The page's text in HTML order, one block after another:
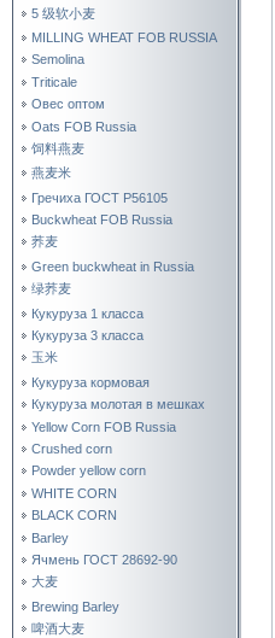
5 级软小麦
MILLING WHEAT FOB RUSSIA
Semolina
Triticale
Овес оптом
Oats FOB Russia
饲料燕麦
燕麦米
Гречиха ГОСТ Р56105
Buckwheat FOB Russia
荞麦
Green buckwheat in Russia
绿荞麦
Кукуруза 1 класса
Кукуруза 3 класса
玉米
Кукуруза кормовая
Кукуруза молотая в мешках
Yellow Corn FOB Russia
Crushed corn
Powder yellow corn
WHITE CORN
BLACK CORN
Barley
Ячмень ГОСТ 28692-90
大麦
Brewing Barley
啤酒大麦